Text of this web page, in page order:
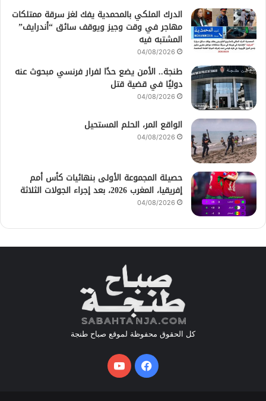
الدرك الملكي بالمحمدية يفك لغز سرقة ممتلكات
مهاجر في وقت وجيز ويوقف سائق “أندرايف”
المشتبه فيه
04/08/2026
طنجة.. الأمن يضع حدًا لفرار فرنسي مبحوث عنه
دوليًا في قضية قتل
04/08/2026
الواقع المر، الحلم المستحيل
04/08/2026
حصيلة المجموعة الأولى بنهائيات كأس أمم
إفريقيا، المغرب 2026، بعد إجراء الجولات الثلاثة
04/08/2026
كل الحقوق محفوظة لموقع صباح طنجة
فيسبوكيوتيوب